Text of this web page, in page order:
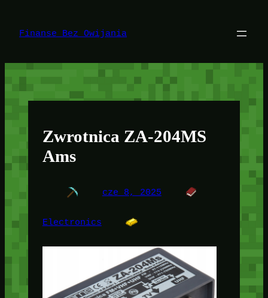
treści
Finanse Bez Owijania
Zwrotnica ZA-204MS
Ams
cze 8, 2025
Electronics